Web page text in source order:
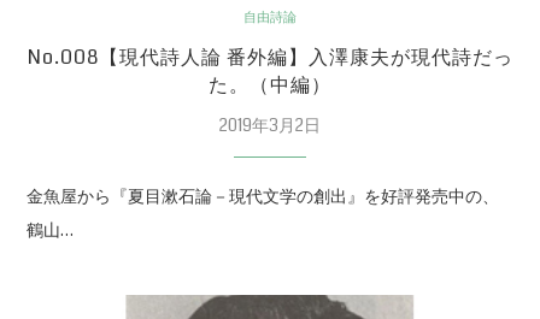
自由詩論
No.008【現代詩人論 番外編】入澤康夫が現代詩だっ
た。（中編）
2019年3月2日
金魚屋から『夏目漱石論－現代文学の創出』を好評発売中の、
鶴山…